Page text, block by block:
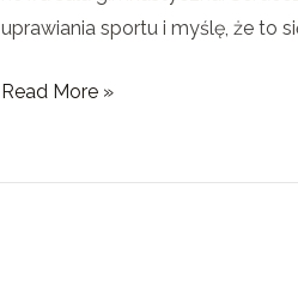
uprawiania sportu i myślę, że to
Górze
Read More »